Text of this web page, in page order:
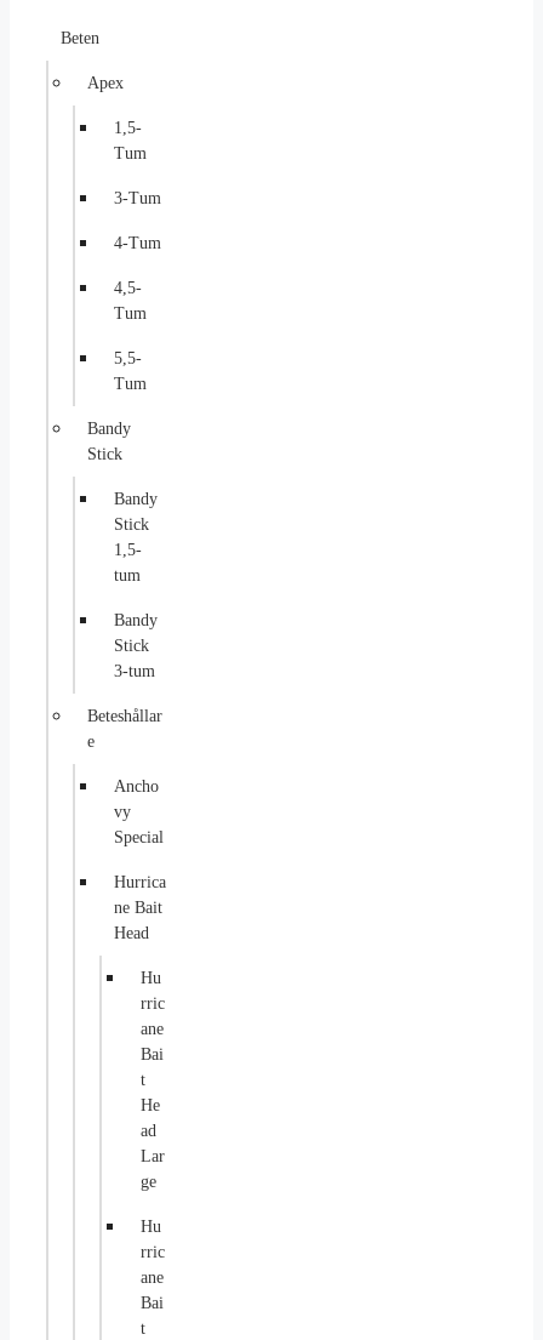
Beten
Apex
1,5-
Tum
3-Tum
4-Tum
4,5-
Tum
5,5-
Tum
Bandy
Stick
Bandy
Stick
1,5-
tum
Bandy
Stick
3-tum
Beteshållar
e
Ancho
vy
Special
Hurrica
ne Bait
Head
Hu
rric
ane
Bai
t
He
ad
Lar
ge
Hu
rric
ane
Bai
t